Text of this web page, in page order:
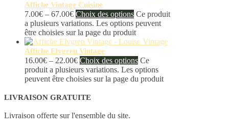
Affiche Vintage Cuisine
7.00€ – 67.00€ Choix des options Ce produit
a plusieurs variations. Les options peuvent
être choisies sur la page du produit
Affiche Elvgren Vintage
16.00€ – 22.00€ Choix des options Ce
produit a plusieurs variations. Les options
peuvent être choisies sur la page du produit
LIVRAISON GRATUITE
Livraison offerte sur l'ensemble du site.